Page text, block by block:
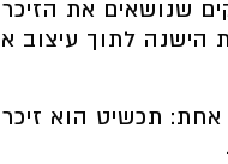
שנושאים את
לתוך עיצוב
תכשיט הוא